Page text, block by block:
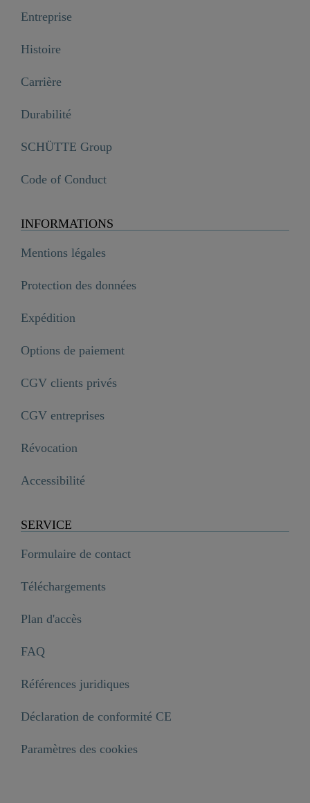
169,99 €
Entreprise
Histoire
Carrière
Durabilité
SCHÜTTE Group
Code of Conduct
INFORMATIONS
Mentions légales
Protection des données
Expédition
Options de paiement
CGV clients privés
CGV entreprises
Révocation
Accessibilité
SERVICE
Formulaire de contact
Téléchargements
Plan d'accès
FAQ
Références juridiques
Déclaration de conformité CE
Paramètres des cookies